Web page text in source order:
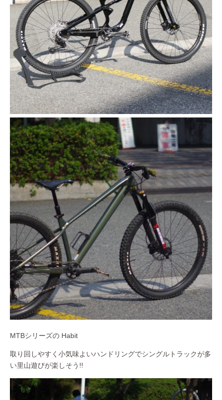
MTBシリーズの Habit
取り回しやすく小気味よいハンドリングでシングルトラックが多
い里山遊びが楽しそう!!